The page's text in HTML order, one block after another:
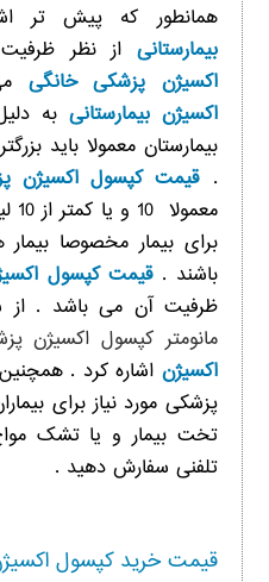
همانطور که پیش تر
بیمارستانی از نظر
اکسیژن پزشکی خانگی
اکسیژن بیمارستانی به
. قیمت کپسول اکسیژن
برای بیمار مخصوصا
باشند .قیمت کپسول
ظرفیت آن می باشد . از
مانومتر کپسول اکسیژن
اکسیژن اشاره کرد .
پزشکی مورد نیاز برای
تخت بیمار و یا تشک
تلفنی سفارش دهید .
قیمت خرید کپسول